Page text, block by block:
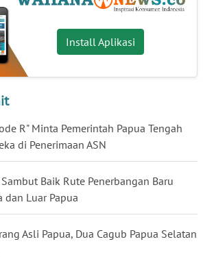
Install Aplikasi
R" Minta Pemerintah Papua Tengah
di Penerimaan ASN
Baik Rute Penerbangan Baru
dan Luar Papua
Asli Papua, Dua Cagub Papua Selatan